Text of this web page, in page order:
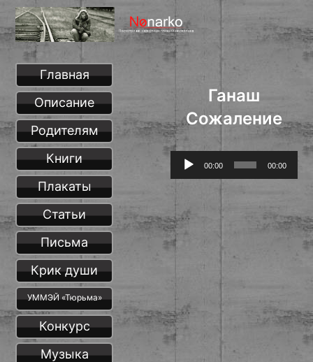
Ганаш
Сожаление
Аудиоплеер
00:00 00:00
Главная
Описание
Родителям
Книги
Плакаты
Статьи
Письма
Крик души
УММЭЙ «Тюрьма»
Конкурс
Музыка